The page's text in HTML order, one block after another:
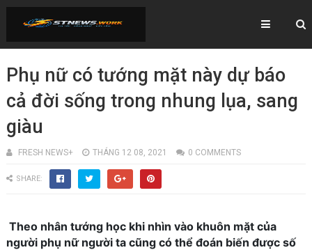
Phụ nữ có tướng mặt này dự báo
cả đời sống trong nhung lụa, sang
giàu
FRESH NEWS+ THÁNG 12 08, 2021 0 COMMENTS
SHARE:
Theo nhân tướng học khi nhìn vào khuôn mặt của
người phụ nữ người ta cũng có thể đoán biến được số